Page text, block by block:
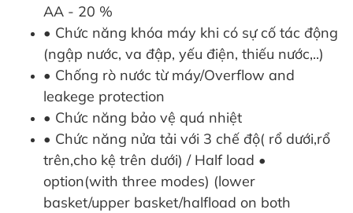
AA - 20 %
• Chức năng khóa máy khi có sự cố tác động
(ngập nước, va đập, yếu điện, thiếu nước,..)
• Chống rò nước từ máy/Overflow and
leakege protection
• Chức năng bảo vệ quá nhiệt
• Chức năng nửa tải với 3 chế độ( rổ dưới,rổ
trên,cho kệ trên dưới) / Half load •
option(with three modes) (lower
basket/upper basket/halfload on both